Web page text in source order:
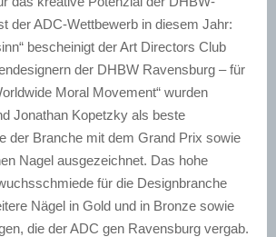
der ADC-Wettbewerb in diesem Jahr:
bescheinigt der Art Directors Club
der DHBW Ravensburg – für
Moral Movement“ wurden
Jonathan Kopetzky als beste
der Branche mit dem Grand Prix sowie
Nagel ausgezeichnet. Das hohe
für die Designbranche
Nägel in Gold und in Bronze sowie
die der ADC gen Ravensburg vergab.